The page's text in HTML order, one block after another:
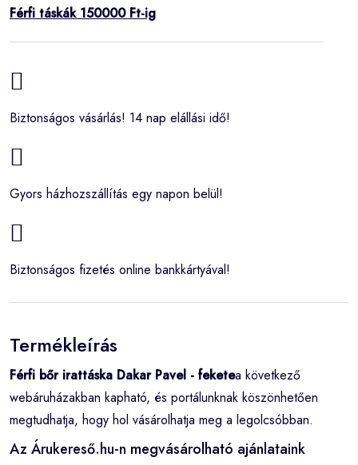
Férfi táskák 150000 Ft-ig
Biztonságos vásárlás! 14 nap elállási idő!
Gyors házhozszállítás egy napon belül!
Biztonságos fizetés online bankkártyával!
Termékleírás
Férfi bőr irattáska Dakar Pavel - feketea következő
webáruházakban kapható, és portálunknak köszönhetően
megtudhatja, hogy hol vásárolhatja meg a legolcsóbban.
Az Árukereső.hu-n megvásárolható ajánlataink